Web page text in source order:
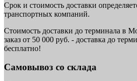
Срок и стоимость доставки
транспортных компаний.
Стоимость доставки до терминала в
заказ от 50 000 руб. - доставка до
бесплатно!
Самовывоз со склада